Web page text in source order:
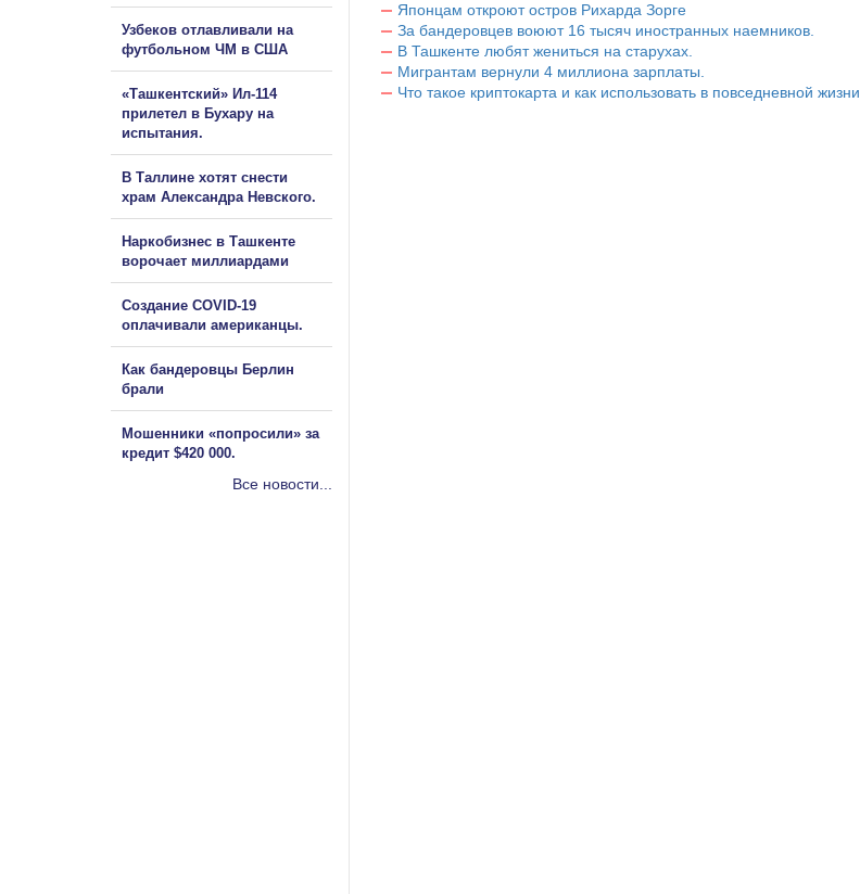
Японцам откроют остров Рихарда Зорге
За бандеровцев воюют 16 тысяч иностранных наемников.
В Ташкенте любят жениться на старухах.
Мигрантам вернули 4 миллиона зарплаты.
Что такое криптокарта и как использовать в повседневной жизни
Узбеков отлавливали на
футбольном ЧМ в США
«Ташкентский» Ил-114
прилетел в Бухару на
испытания.
В Таллине хотят снести
храм Александра Невского.
Наркобизнес в Ташкенте
ворочает миллиардами
Создание COVID-19
оплачивали американцы.
Как бандеровцы Берлин
брали
Мошенники «попросили» за
кредит $420 000.
Все новости...